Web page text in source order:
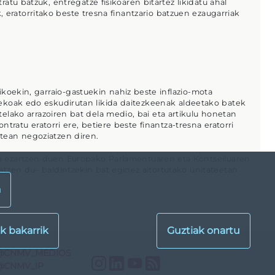
batzuk, entregatze fisikoaren bitartez likidatu ahal
beste tresna finantzario batzuen ezaugarriak
garraio-gastuekin nahiz beste inflazio-mota
edo eskudirutan likida daitezkeenak aldeetako batek
arrazoiren bat dela medio, bai eta artikulu honetan
eratorri ere, betiere beste finantza-tresna eratorri
negoziatzen diren.
du– baldintzekin bat eginez aitortutako unitateetan